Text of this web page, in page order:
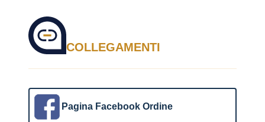
COLLEGAMENTI
Pagina Facebook Ordine